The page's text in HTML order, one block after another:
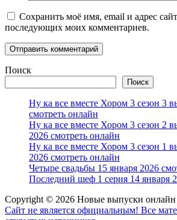
Сохранить моё имя, email и адрес
последующих моих комментариев.
Поиск
Поиск
Ну ка все вместе Хором 3 сезон 3
смотреть онлайн
Ну ка все вместе Хором 3 сезон 2
2026 смотреть онлайн
Ну ка все вместе Хором 3 сезон 1
2026 смотреть онлайн
Четыре свадьбы 15 января 2026
Последний шеф 1 серия 14 января
Copyright © 2026 Новые выпуски онлайн
Сайт не является официальным! Все